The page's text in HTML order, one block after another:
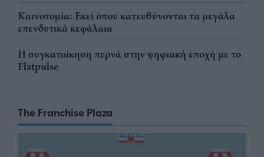
Καινοτομία: Εκεί όπου κατευθύνονται τα μεγάλα
επενδυτικά κεφάλαια
Η συγκατοίκηση περνά στην ψηφιακή εποχή με το
Flatpulse
The Franchise Plaza